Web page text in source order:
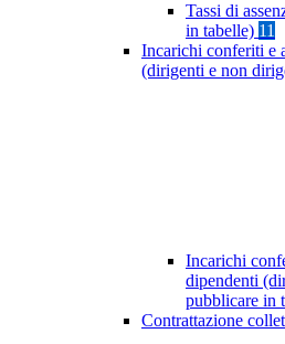
Tassi di
in tabelle) 11
Incarichi conferiti e
(dirigenti e non
Incarichi
dipendenti
pubblicare in
Contrattazione